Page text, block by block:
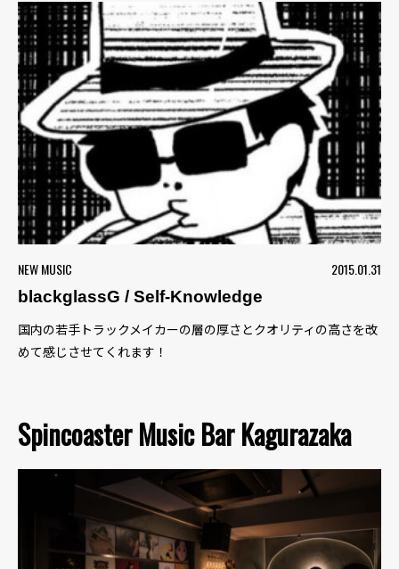
NEW MUSIC
2015.01.31
blackglassG / Self-Knowledge
国内の若手トラックメイカーの層の厚さとクオリティの高さを改
めて感じさせてくれます！
Spincoaster Music Bar Kagurazaka